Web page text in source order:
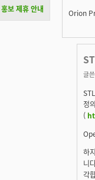
Orion
글
정
(
하
니
각
홍보 제휴 안내